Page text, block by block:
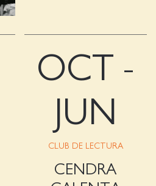
OCT -
JUN
CLUB DE LECTURA
CENDRA